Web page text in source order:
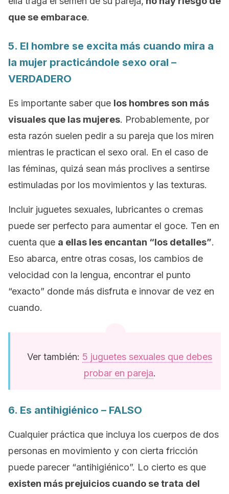
que se embarace.
5. El hombre se excita más cuando mira a
la mujer practicándole sexo oral –
VERDADERO
Es importante saber que los hombres son más
visuales que las mujeres. Probablemente, por
esta razón suelen pedir a su pareja que los miren
mientras le practican el sexo oral. En el caso de
las féminas, quizá sean más proclives a sentirse
estimuladas por los movimientos y las texturas.
Incluir juguetes sexuales, lubricantes o cremas
puede ser perfecto para aumentar el goce. Ten en
cuenta que a ellas les encantan “los detalles”.
Eso abarca, entre otras cosas, los cambios de
velocidad con la lengua, encontrar el punto
“exacto” donde más disfruta e innovar de vez en
cuando.
Ver también: 5 juguetes sexuales que debes
probar en pareja.
6. Es antihigiénico – FALSO
Cualquier práctica que incluya los cuerpos de dos
personas en movimiento y con cierta fricción
puede parecer “antihigiénico”. Lo cierto es que
existen más prejuicios cuando se trata del